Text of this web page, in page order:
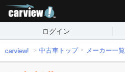
ログイン
carview! 中古車トップ メーカー一覧